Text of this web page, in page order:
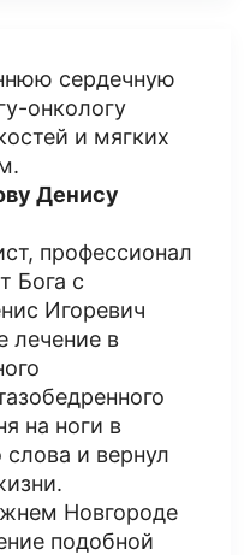
сердечную
онкологу
и мягких
Денису
профессионал
Бога с
Игоревич
лечение в
на ноги в
и вернул
Новгороде
подобной